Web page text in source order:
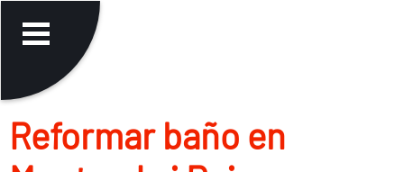
Reformar baño en